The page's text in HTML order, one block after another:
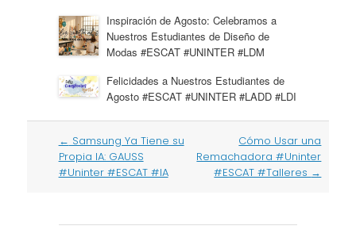
Inspiración de Agosto: Celebramos a
Nuestros Estudiantes de Diseño de
Modas #ESCAT #UNINTER #LDM
Felicidades a Nuestros Estudiantes de
Agosto #ESCAT #UNINTER #LADD #LDI
Post
navigation
← Samsung Ya Tiene su
Propia IA: GAUSS
#Uninter #ESCAT #IA
Cómo Usar una
Remachadora #Uninter
#ESCAT #Talleres →